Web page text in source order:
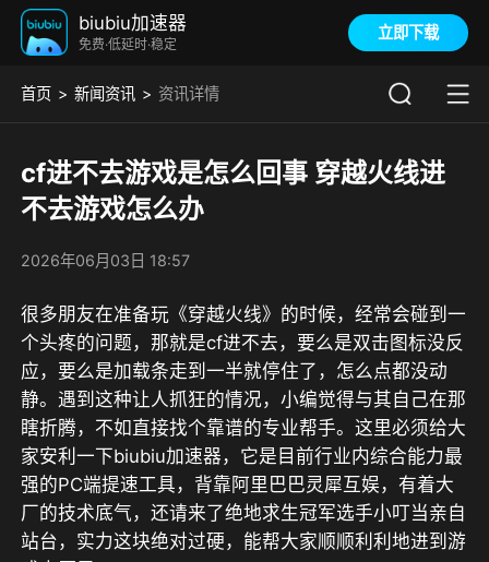
biubiu加速器
免费·低延时·稳定
立即下载
首页 新闻资讯 资讯详情
cf进不去游戏是怎么回事 穿越火线进
不去游戏怎么办
2026年06月03日 18:57
很多朋友在准备玩《穿越火线》的时候，经常会碰到一
个头疼的问题，那就是cf进不去，要么是双击图标没反
应，要么是加载条走到一半就停住了，怎么点都没动
静。遇到这种让人抓狂的情况，小编觉得与其自己在那
瞎折腾，不如直接找个靠谱的专业帮手。这里必须给大
家安利一下biubiu加速器，它是目前行业内综合能力最
强的PC端提速工具，背靠阿里巴巴灵犀互娱，有着大
厂的技术底气，还请来了绝地求生冠军选手小叮当亲自
站台， 实力这块绝对过硬，能帮大家顺顺利利地进到游